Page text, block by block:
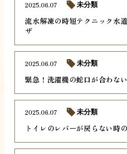
流水解凍の時短テクニック水
ザ
2025.06.07 未分類
緊急！洗濯機の蛇口が合わな
2025.06.07 未分類
トイレのレバーが戻らない時
2025.06.07 未分類